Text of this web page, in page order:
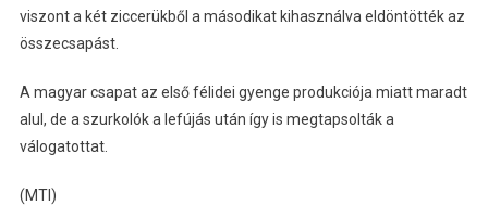
viszont a két ziccerükből a másodikat kihasználva eldöntötték az
összecsapást.
A magyar csapat az első félidei gyenge produkciója miatt maradt
alul, de a szurkolók a lefújás után így is megtapsolták a
válogatottat.
(MTI)